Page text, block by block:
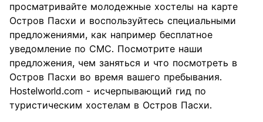
Соотношение цены и
качества
7.1
просматривайте молодежные хостелы на карте
Остров Пасхи и воспользуйтесь специальными
предложениями, как например бесплатное
уведомление по СМС. Посмотрите наши
предложения, чем заняться и что посмотреть в
Остров Пасхи во время вашего пребывания.
Hostelworld.com - исчерпывающий гид по
туристическим хостелам в Остров Пасхи.